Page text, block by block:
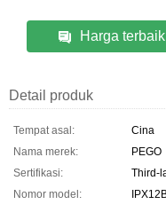
Harga terbaik
Detail produk
Tempat asal:
Cina
Nama merek:
PEGO
Sertifikasi:
Third-
Nomor model: